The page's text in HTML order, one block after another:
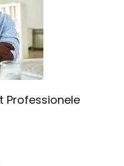
Professionele